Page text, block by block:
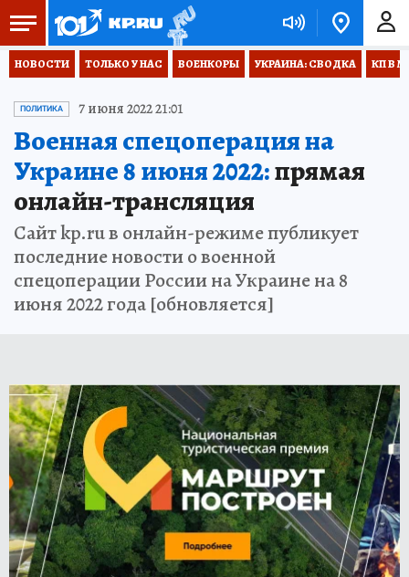
НОВОСТИ ТОЛЬКО У НАС ВОЕНКОРЫ УКРАИНА: СВОДКА КП В
ПОЛИТИКА 7 июня 2022 21:01
Военная спецоперация на
Украине 8 июня 2022:прямая
онлайн-трансляция
Сайт kp.ru в онлайн-режиме публикует
последние новости о военной
спецоперации России на Украине на 8
июня 2022 года [обновляется]